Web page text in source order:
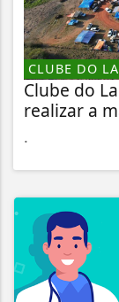
CLUBE DO
Clube do
realizar a
.